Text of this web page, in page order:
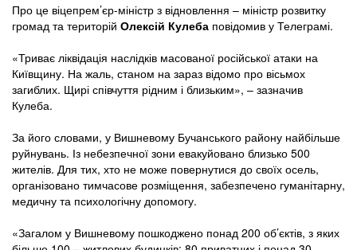
Про це віцепрем’єр-міністр з відновлення – міністр розвитку
громад та територій Олексій Кулеба повідомив у Телеграмі.
«Триває ліквідація наслідків масованої російської атаки на
Київщину. На жаль, станом на зараз відомо про вісьмох
загиблих. Щирі співчуття рідним і близьким», – зазначив
Кулеба.
За його словами, у Вишневому Бучанського району найбільше
руйнувань. Із небезпечної зони евакуйовано близько 500
жителів. Для тих, хто не може повернутися до своїх осель,
організовано тимчасове розміщення, забезпечено гуманітарну,
медичну та психологічну допомогу.
«Загалом у Вишневому пошкоджено понад 200 об’єктів, з яких